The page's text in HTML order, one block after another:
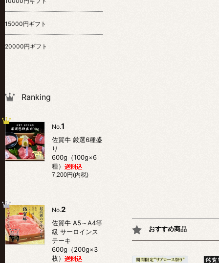
おすすめ商品
15000円ギフト
20000円ギフト
Ranking
No.1
佐賀牛 厳選6種盛
り
600g（100g×6
種）
7,200円(内税)
No.2
佐賀牛 A5～A4等
級 サーロインス
テーキ
600g（200g×3
枚）